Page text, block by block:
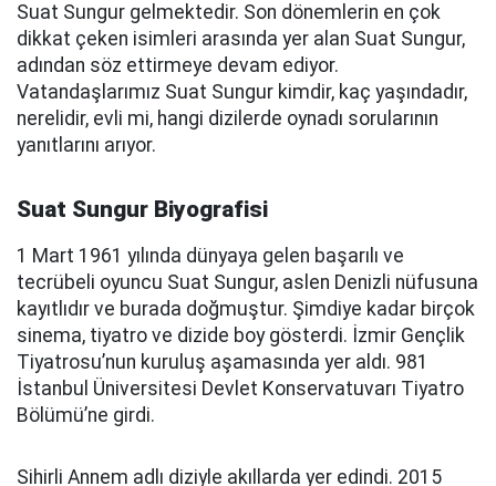
Suat Sungur gelmektedir. Son dönemlerin en çok
dikkat çeken isimleri arasında yer alan Suat Sungur,
adından söz ettirmeye devam ediyor.
Vatandaşlarımız Suat Sungur kimdir, kaç yaşındadır,
nerelidir, evli mi, hangi dizilerde oynadı sorularının
yanıtlarını arıyor.
Suat Sungur Biyografisi
1 Mart 1961 yılında dünyaya gelen başarılı ve
tecrübeli oyuncu Suat Sungur, aslen Denizli nüfusuna
kayıtlıdır ve burada doğmuştur. Şimdiye kadar birçok
sinema, tiyatro ve dizide boy gösterdi. İzmir Gençlik
Tiyatrosu’nun kuruluş aşamasında yer aldı. 981
İstanbul Üniversitesi Devlet Konservatuvarı Tiyatro
Bölümü’ne girdi.
Sihirli Annem adlı diziyle akıllarda yer edindi. 2015